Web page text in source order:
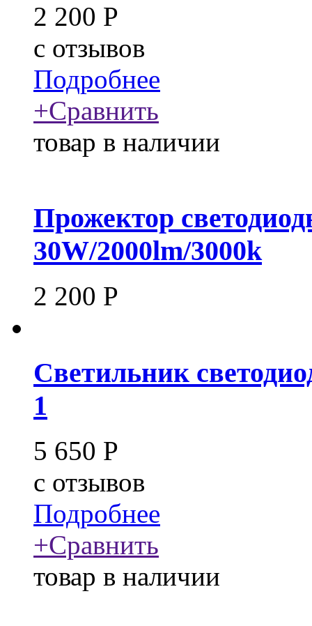
2 200 Р
c отзывов
Подробнее
+Сравнить
товар в наличии
Прожектор
30W/2000lm/3000k
2 200 Р
Светильник
1
5 650 Р
c отзывов
Подробнее
+Сравнить
товар в наличии